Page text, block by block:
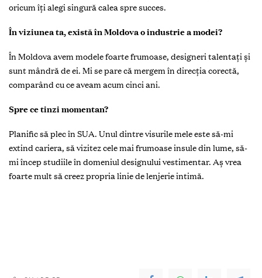
oricum îți alegi singură calea spre succes.
În viziunea ta, există în Moldova o industrie a modei?
În Moldova avem modele foarte frumoase, designeri talentați și
sunt mândră de ei. Mi se pare că mergem în direcția corectă,
comparând cu ce aveam acum cinci ani.
Spre ce tinzi momentan?
Planific să plec în SUA. Unul dintre visurile mele este să-mi
extind cariera, să vizitez cele mai frumoase insule din lume, să-
mi încep studiile în domeniul designului vestimentar. Aș vrea
foarte mult să creez propria linie de lenjerie intimă.